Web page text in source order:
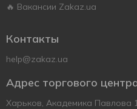
🔥 Вакансии Zakaz.ua
Контакты
help@zakaz.ua
Адрес торгового
Харьков, Академика Павлова